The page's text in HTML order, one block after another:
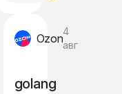
Ozon
4
авг
golang